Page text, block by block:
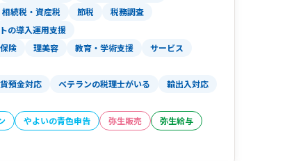
相続税・資産税 節税
税務調査
の導入運用支援
険 理美容 教育・学術支援
サービス
預金対応 ベテランの税理士がいる
輸出入対応
やよいの青色申告 弥生販売
弥生給与